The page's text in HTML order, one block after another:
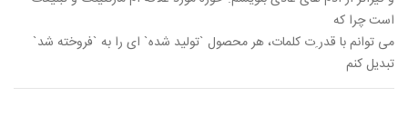
است چرا که
می توانم با قدر ِت کلمات، هر محصول `تولید شده` ای را به `فروخته شد`
تبدیل کنم